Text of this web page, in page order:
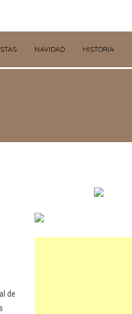
NAVIDAD HISTORIA
de